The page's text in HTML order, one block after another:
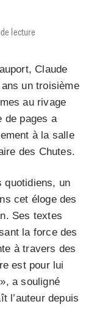
lecture
Claude
un troisième
au rivage
de pages a
à la salle
des Chutes.
quotidiens, un
cet éloge des
Ses textes
la force des
à travers des
est pour lui
a souligné
l’auteur depuis